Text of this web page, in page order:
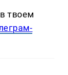
твоем